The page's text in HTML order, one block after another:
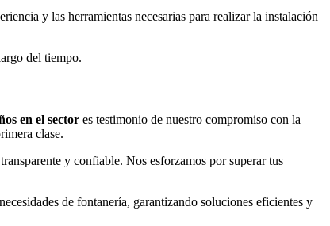
y las herramientas necesarias para realizar la instalación
del tiempo.
en el sector es testimonio de nuestro compromiso con la
clase.
y confiable. Nos esforzamos por superar tus
de fontanería, garantizando soluciones eficientes y